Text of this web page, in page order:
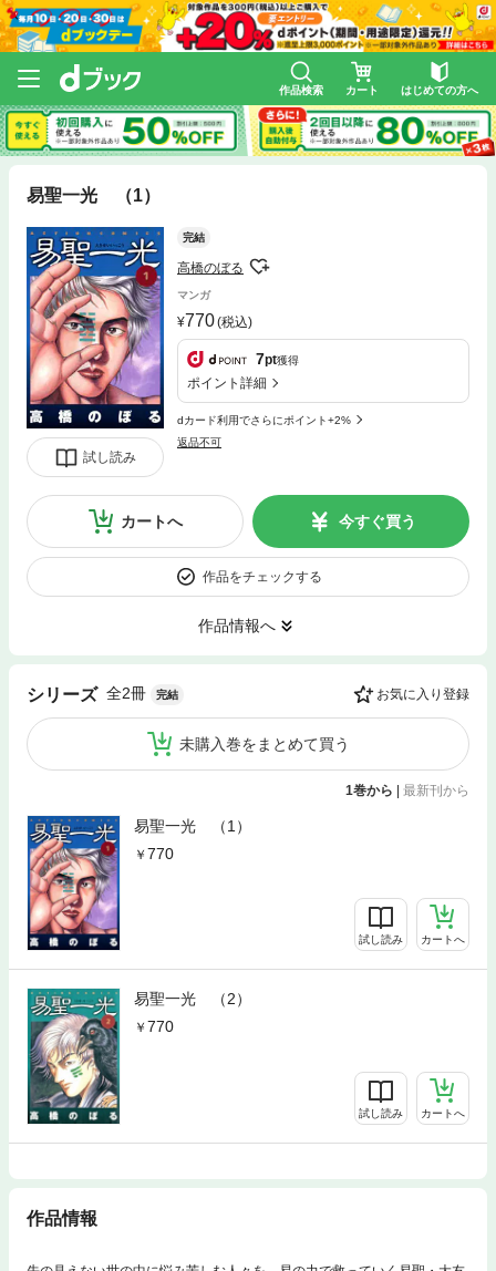
作品検索 カート はじめての方へ
易聖一光 （1）
試し読み
完結
高橋のぼる
マンガ
770(税込)
7pt獲得
ポイント詳細
dカード利用でさらにポイント+2%
返品不可
カートへ 今すぐ買う
作品をチェックする
作品情報へ
シリーズ 全2冊 完結 お気に入り登録
未購入巻をまとめて買う
1巻から | 最新刊から
易聖一光 （1）
770
試し読み カートへ
易聖一光 （2）
770
試し読み カートへ
作品情報